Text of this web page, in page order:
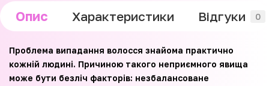
Опис Характеристики Відгуки 0
Проблема випадання волосся знайома практично
кожній людині. Причиною такого неприємного явища
може бути безліч факторів: незбалансоване